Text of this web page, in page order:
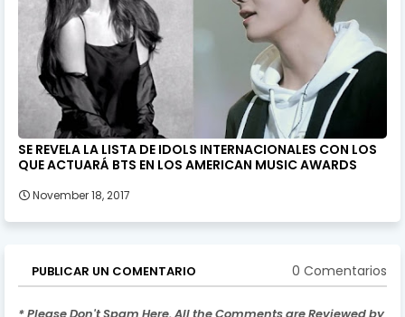
SE REVELA LA LISTA DE IDOLS INTERNACIONALES CON LOS
QUE ACTUARÁ BTS EN LOS AMERICAN MUSIC AWARDS
November 18, 2017
PUBLICAR UN COMENTARIO 0 Comentarios
* Please Don't Spam Here. All the Comments are Reviewed by